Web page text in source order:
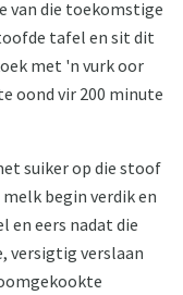
van die toekomstige
tafel en sit dit
met 'n vurk oor
oond vir 200 minute
suiker op die stoof
begin verdik en
en eers nadat die
versigtig verslaan